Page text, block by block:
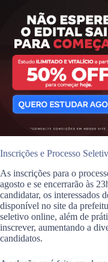
Inscrições e Processo
As inscrições para o
agosto e se encerrarão às
candidatar, os interessados
disponível no site da
seletivo online, além de
inscrever, aumentando a
candidatos.